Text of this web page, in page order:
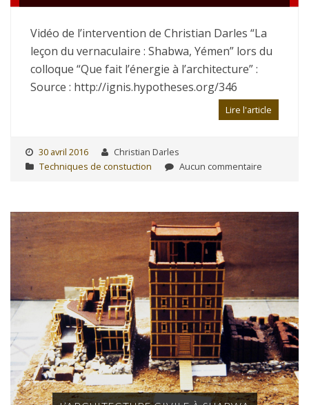
Vidéo de l’intervention de Christian Darles “La
leçon du vernaculaire : Shabwa, Yémen” lors du
colloque “Que fait l’énergie à l’architecture” :
Source : http://ignis.hypotheses.org/346
Lire l'article
30 avril 2016
Christian Darles
Techniques de constuction
Aucun commentaire